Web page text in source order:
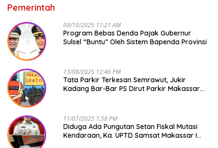
Pemerintah
08/10/2025 11:21 AM
Program Bebas Denda Pajak Gubernur
Sulsel “Buntu” Oleh Sistem Bapenda Provinsi
13/08/2025 12:46 PM
Tata Parkir Terkesan Semrawut, Jukir
Kadang Bar-Bar PS Dirut Parkir Makassar
11/07/2025 1:58 PM
Diduga Ada Pungutan Setan Fiskal Mutasi
Kendaraan, Ka. UPTD Samsat Makassar I